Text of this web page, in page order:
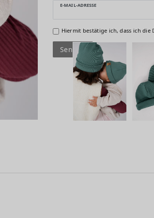
E-MAIL-ADRESSE
Hiermit bestätige ich, dass ich die
Senden